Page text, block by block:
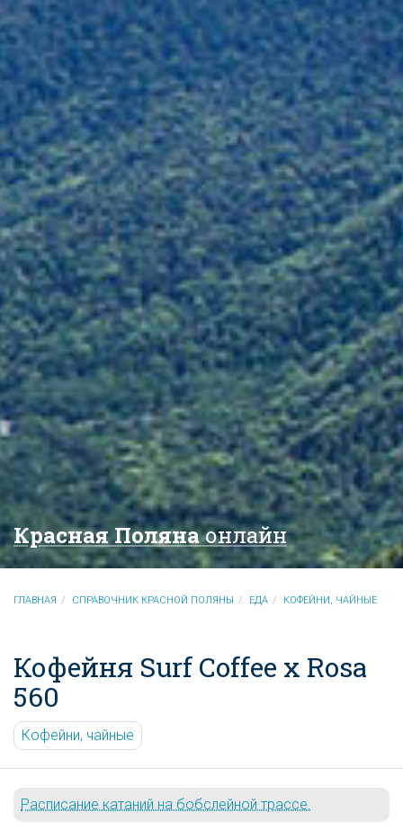
Красная Полянаонлайн
ГЛАВНАЯ СПРАВОЧНИК КРАСНОЙ ПОЛЯНЫ ЕДА КОФЕЙНИ, ЧАЙНЫЕ
Кофейня Surf Coffee x Rosa
560
Кофейни, чайные
Расписание катаний на бобслейной трассе.